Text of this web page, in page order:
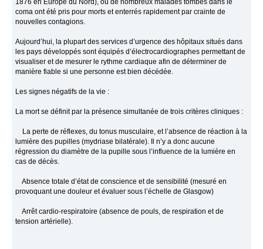
1876 en Europe du Nord), où de nombreux malades tombés dans le
coma ont été pris pour morts et enterrés rapidement par crainte de
nouvelles contagions.
Aujourd’hui, la plupart des services d’urgence des hôpitaux situés dans
les pays développés sont équipés d’électrocardiographes permettant de
visualiser et de mesurer le rythme cardiaque afin de déterminer de
manière fiable si une personne est bien décédée.
Les signes négatifs de la vie :
La mort se définit par la présence simultanée de trois critères cliniques :
La perte de réflexes, du tonus musculaire, et l’absence de réaction à la
lumière des pupilles (mydriase bilatérale). Il n’y a donc aucune
régression du diamètre de la pupille sous l’influence de la lumière en
cas de décès.
Absence totale d’état de conscience et de sensibilité (mesuré en
provoquant une douleur et évaluer sous l’échelle de Glasgow)
Arrêt cardio-respiratoire (absence de pouls, de respiration et de
tension artérielle).